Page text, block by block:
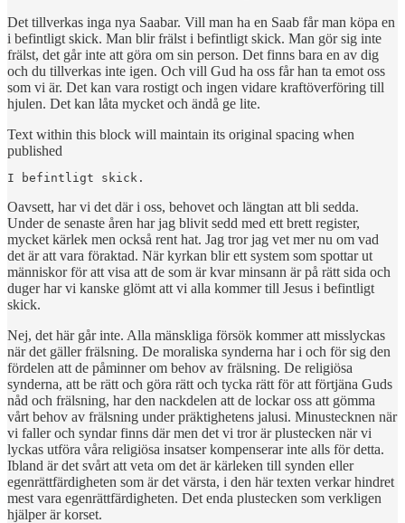
Det tillverkas inga nya Saabar. Vill man ha en Saab får man köpa en
i befintligt skick. Man blir frälst i befintligt skick. Man gör sig inte
frälst, det går inte att göra om sin person. Det finns bara en av dig
och du tillverkas inte igen. Och vill Gud ha oss får han ta emot oss
som vi är. Det kan vara rostigt och ingen vidare kraftöverföring till
hjulen. Det kan låta mycket och ändå ge lite.
Text within this block will maintain its original spacing when
published
I befintligt skick.
Oavsett, har vi det där i oss, behovet och längtan att bli sedda.
Under de senaste åren har jag blivit sedd med ett brett register,
mycket kärlek men också rent hat. Jag tror jag vet mer nu om vad
det är att vara föraktad. När kyrkan blir ett system som spottar ut
människor för att visa att de som är kvar minsann är på rätt sida och
duger har vi kanske glömt att vi alla kommer till Jesus i befintligt
skick.
Nej, det här går inte. Alla mänskliga försök kommer att misslyckas
när det gäller frälsning. De moraliska synderna har i och för sig den
fördelen att de påminner om behov av frälsning. De religiösa
synderna, att be rätt och göra rätt och tycka rätt för att förtjäna Guds
nåd och frälsning, har den nackdelen att de lockar oss att gömma
vårt behov av frälsning under präktighetens jalusi. Minustecknen när
vi faller och syndar finns där men det vi tror är plustecken när vi
lyckas utföra våra religiösa insatser kompenserar inte alls för detta.
Ibland är det svårt att veta om det är kärleken till synden eller
egenrättfärdigheten som är det värsta, i den här texten verkar hindret
mest vara egenrättfärdigheten. Det enda plustecken som verkligen
hjälper är korset.